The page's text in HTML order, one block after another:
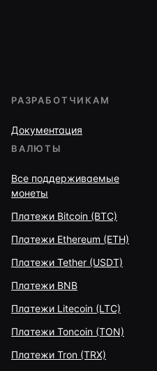
РАЗРАБОТЧИКАМ
Документация
ВАЛЮТЫ
Все поддерживаемые
монеты
Платежи Bitcoin (BTC)
Платежи Ethereum (ETH)
Платежи Tether (USDT)
Платежи BNB
Платежи Litecoin (LTC)
Платежи Toncoin (TON)
Платежи Tron (TRX)